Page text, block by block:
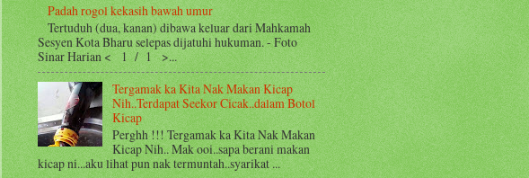
Padah rogol kekasih bawah umur
Tertuduh (dua, kanan) dibawa keluar dari Mahkamah
Sesyen Kota Bharu selepas dijatuhi hukuman. - Foto
Sinar Harian < 1 / 1 >...
Tergamak ka Kita Nak Makan Kicap
Nih..Terdapat Seekor Cicak..dalam Botol
Kicap
Perghh !!! Tergamak ka Kita Nak Makan
Kicap Nih.. Mak ooi..sapa berani makan
kicap ni...aku lihat pun nak termuntah..syarikat ...